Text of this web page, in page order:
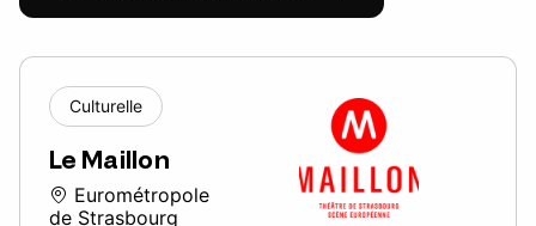
Culturelle
Le Maillon
Eurométropole
de Strasbourg